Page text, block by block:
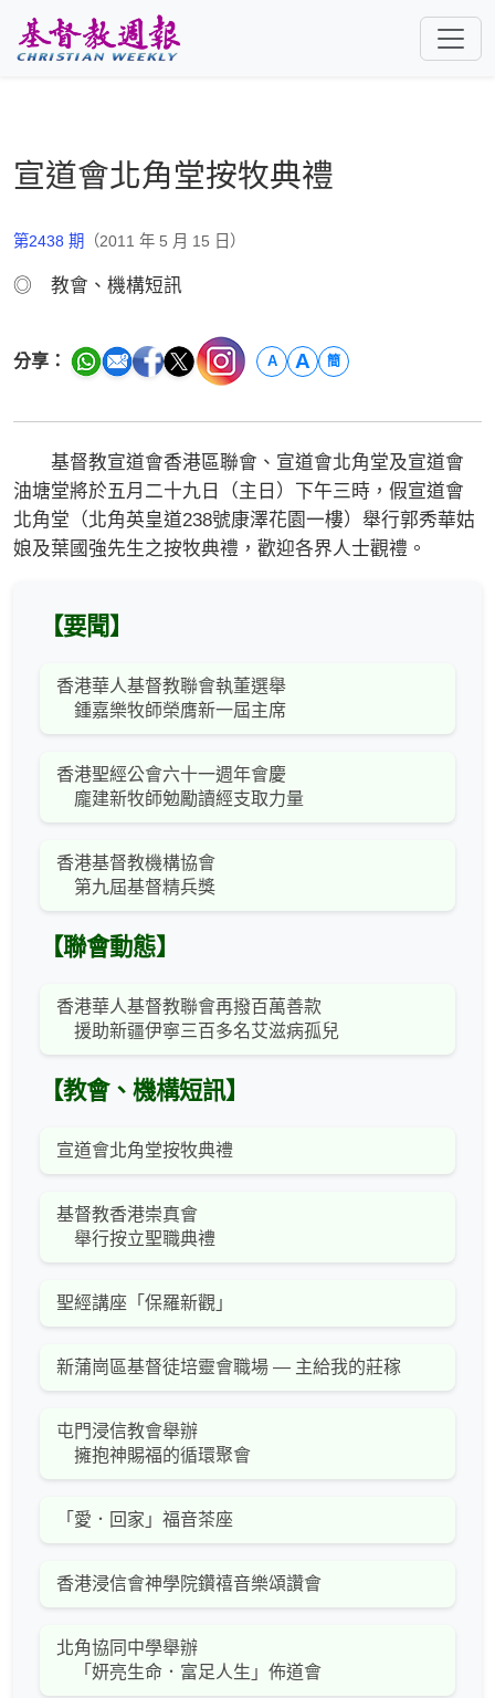
宣道會北角堂按牧典禮
第2438 期 （2011 年 5 月 15 日）
◎ 教會、機構短訊
分享： A A 簡
基督教宣道會香港區聯會、宣道會北角堂及宣道會
油塘堂將於五月二十九日（主日）下午三時，假宣道會
北角堂（北角英皇道238號康澤花園一樓）舉行郭秀華姑
娘及葉國強先生之按牧典禮，歡迎各界人士觀禮。
【要聞】
香港華人基督教聯會執董選舉
鍾嘉樂牧師榮膺新一屆主席
香港聖經公會六十一週年會慶
龐建新牧師勉勵讀經支取力量
香港基督教機構協會
第九屆基督精兵獎
【聯會動態】
香港華人基督教聯會再撥百萬善款
援助新疆伊寧三百多名艾滋病孤兒
【教會、機構短訊】
宣道會北角堂按牧典禮
基督教香港崇真會
舉行按立聖職典禮
聖經講座「保羅新觀」
新蒲崗區基督徒培靈會職場 — 主給我的莊稼
屯門浸信教會舉辦
擁抱神賜福的循環聚會
「愛．回家」福音茶座
香港浸信會神學院鑽禧音樂頌讚會
北角協同中學舉辦
「妍亮生命．富足人生」佈道會